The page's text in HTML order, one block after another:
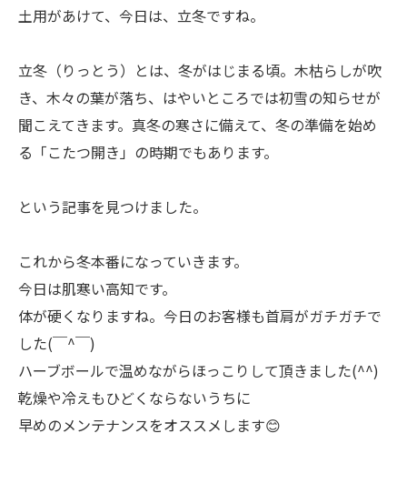
土用があけて、今日は、立冬ですね。
立冬（りっとう）とは、冬がはじまる頃。木枯らしが吹
き、木々の葉が落ち、はやいところでは初雪の知らせが
聞こえてきます。真冬の寒さに備えて、冬の準備を始め
る「こたつ開き」の時期でもあります。
という記事を見つけました。
これから冬本番になっていきます。
今日は肌寒い高知です。
体が硬くなりますね。今日のお客様も首肩がガチガチで
した(￣^￣)
ハーブボールで温めながらほっこりして頂きました(^^)
乾燥や冷えもひどくならないうちに
早めのメンテナンスをオススメします😊